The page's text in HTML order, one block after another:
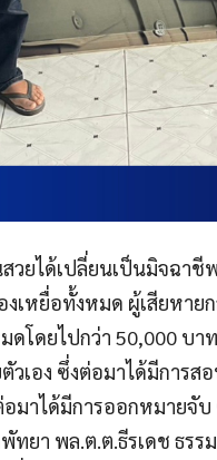
วยได้เปลี่ยนเป็นมิจฉาชี
เหยื่อทั้งหมด ผู้เสียหาย
ดโดยไปกว่า 50,000 บ
วเอง ซึ่งต่อมาได้มีการ
มาได้มีการออกหมายจั
ทยา พล.ต.ต.ธีรเดช ธร